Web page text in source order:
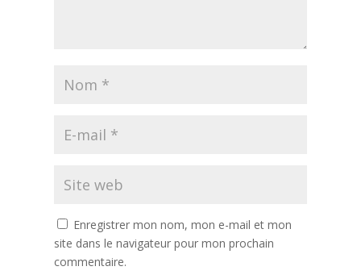
Enregistrer mon nom, mon e-mail et mon
site dans le navigateur pour mon prochain
commentaire.